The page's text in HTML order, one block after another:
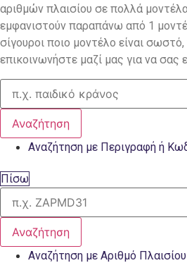
αριθμών πλαισίου σε πολλά
εμφανιστούν παραπάνω από 1
σίγουροι ποιο μοντέλο είναι
επικοινωνήστε μαζί μας για να σας
Αναζήτηση
Αναζήτηση με Περιγραφή ή
Πίσω
Αναζήτηση
Αναζήτηση με Αριθμό Πλαισίου